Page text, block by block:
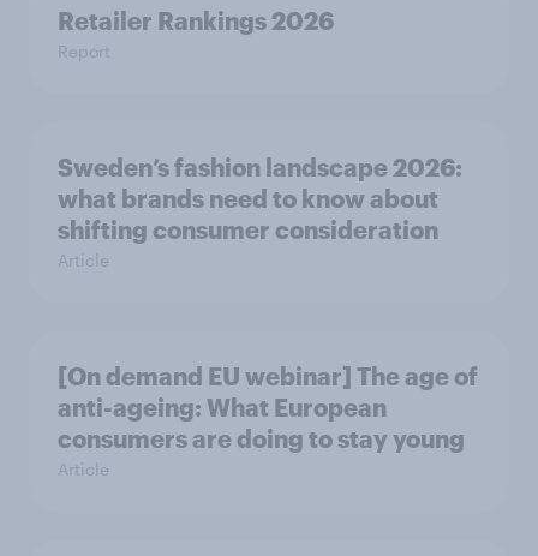
Retailer Rankings 2026
Report
Sweden’s fashion landscape 2026:
what brands need to know about
shifting consumer consideration
Article
[On demand EU webinar] The age of
anti-ageing: What European
consumers are doing to stay young
Article